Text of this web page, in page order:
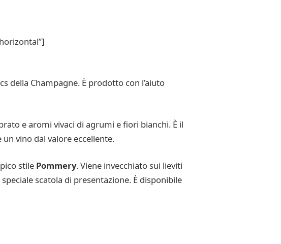
della Champagne. È prodotto con l’aiuto
e aromi vivaci di agrumi e fiori bianchi. È il
vino dal valore eccellente.
stile Pommery. Viene invecchiato sui lieviti
scatola di presentazione. È disponibile